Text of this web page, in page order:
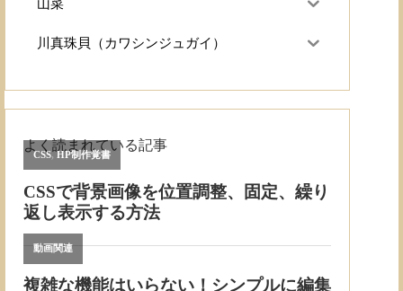
山菜
川真珠貝（カワシンジュガイ）
よく読まれている記事